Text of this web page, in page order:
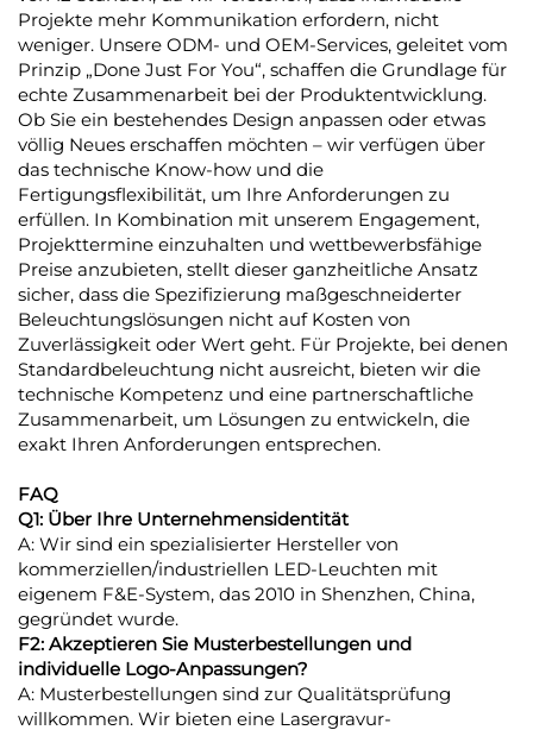
Projekte mehr Kommunikation erfordern, nicht
weniger. Unsere ODM- und OEM-Services, geleitet vom
Prinzip „Done Just For You“, schaffen die Grundlage für
echte Zusammenarbeit bei der Produktentwicklung.
Ob Sie ein bestehendes Design anpassen oder etwas
völlig Neues erschaffen möchten – wir verfügen über
das technische Know-how und die
Fertigungsflexibilität, um Ihre Anforderungen zu
erfüllen. In Kombination mit unserem Engagement,
Projekttermine einzuhalten und wettbewerbsfähige
Preise anzubieten, stellt dieser ganzheitliche Ansatz
sicher, dass die Spezifizierung maßgeschneiderter
Beleuchtungslösungen nicht auf Kosten von
Zuverlässigkeit oder Wert geht. Für Projekte, bei denen
Standardbeleuchtung nicht ausreicht, bieten wir die
technische Kompetenz und eine partnerschaftliche
Zusammenarbeit, um Lösungen zu entwickeln, die
exakt Ihren Anforderungen entsprechen.
FAQ
Q1: Über Ihre Unternehmensidentität
A: Wir sind ein spezialisierter Hersteller von
kommerziellen/industriellen LED-Leuchten mit
eigenem F&E-System, das 2010 in Shenzhen, China,
gegründet wurde.
F2: Akzeptieren Sie Musterbestellungen und
individuelle Logo-Anpassungen?
A: Musterbestellungen sind zur Qualitätsprüfung
willkommen. Wir bieten eine Lasergravur-